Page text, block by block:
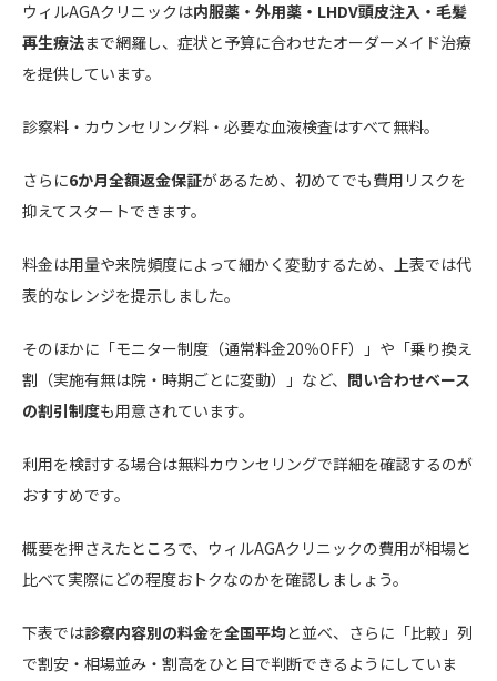
ウィルAGAクリニックは内服薬・外用薬・LHDV頭皮注入・毛髪
再生療法まで網羅し、症状と予算に合わせたオーダーメイド治療
を提供しています。
診察料・カウンセリング料・必要な血液検査はすべて無料。
さらに6か月全額返金保証があるため、初めてでも費用リスクを
抑えてスタートできます。
料金は用量や来院頻度によって細かく変動するため、上表では代
表的なレンジを提示しました。
そのほかに「モニター制度（通常料金20％OFF）」や「乗り換え
割（実施有無は院・時期ごとに変動）」など、 問い合わせベース
の割引制度も用意されています。
利用を検討する場合は無料カウンセリングで詳細を確認するのが
おすすめです。
概要を押さえたところで、ウィルAGAクリニックの費用が相場と
比べて実際にどの程度おトクなのかを確認しましょう。
下表では診察内容別の料金を全国平均と並べ、さらに「比較」列
で割安・相場並み・割高をひと目で判断できるようにしていま